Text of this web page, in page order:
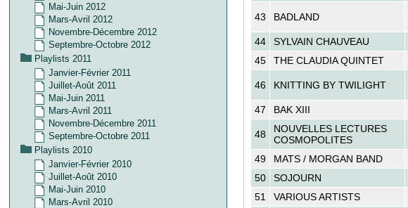
43 BADLAND
44 SYLVAIN CHAUVEAU
45
THE CLAUDIA QUINTET
46 KNITTING BY TWILIGHT
47
BAK XIII
48
NOUVELLES LECTURES
COSMOPOLITES
49
MATS / MORGAN BAND
50
SOJOURN
51
VARIOUS ARTISTS
Mai-Juin 2012
Mars-Avril 2012
Novembre-Décembre 2012
Septembre-Octobre 2012
Playlists 2011
Janvier-Février 2011
Juillet-Août 2011
Mai-Juin 2011
Mars-Avril 2011
Novembre-Décembre 2011
Septembre-Octobre 2011
Playlists 2010
Janvier-Février 2010
Juillet-Août 2010
Mai-Juin 2010
Mars-Avril 2010